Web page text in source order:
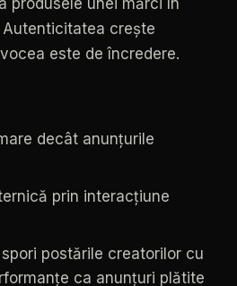
Autenticitatea crește
vocea este de încredere.
decât anunțurile
prin interacțiune
spori postările creatorilor cu
ca anunțuri plătite